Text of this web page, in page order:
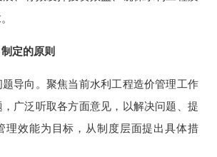
定的原则
向。聚焦当前水利工程造价管理工作
广泛听取各方面意见，以解决问题、提
理效能为目标，从制度层面提出具体措